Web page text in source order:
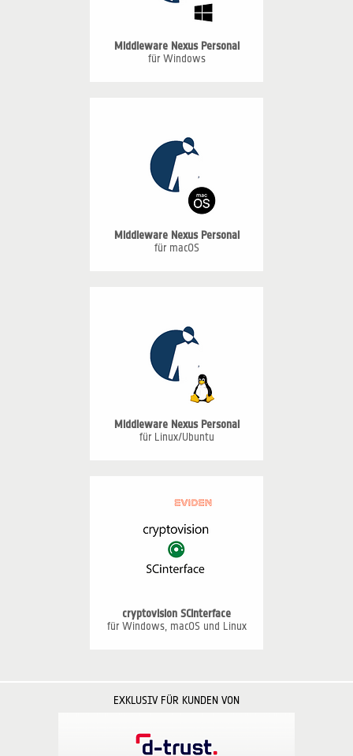
Middleware Nexus Personal
für Windows
Middleware Nexus Personal
für macOS
Middleware Nexus Personal
für Linux/Ubuntu
cryptovision SCinterface
für Windows, macOS und Linux
EXKLUSIV FÜR KUNDEN VON